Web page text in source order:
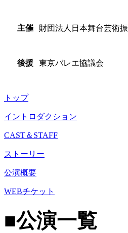
主催 財団法人日本舞台芸術
後援 東京バレエ協議会
トップ
イントロダクション
CAST＆STAFF
ストーリー
公演概要
WEBチケット
■公演一覧